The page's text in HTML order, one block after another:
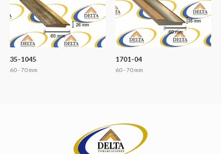
35-1045
60 - 70 mm
1701-04
60 - 70 mm